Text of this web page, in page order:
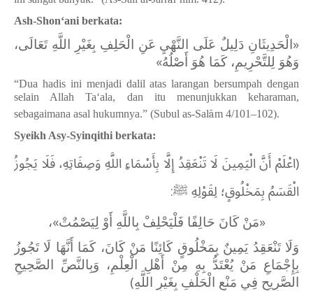
Ash-Shon‘ani berkata:
«‌الْحَدِيثَانِ دَلِيلٌ عَلَى النَّهْيِ عَنِ الْحَلِفِ بِغَيْرِ اللَّهِ تَعَالَى،
وَهُوَ لِلتَّحْرِيمِ، كَمَا هُوَ أَصْلُهُ»
“Dua hadis ini menjadi dalil atas larangan bersumpah dengan
selain Allah Ta‘ala, dan itu menunjukkan keharaman,
sebagaimana asal hukumnya.” (Subul as-Salām 4/101–102).
Syeikh Asy-Syinqithi berkata:
(اعْلَمْ أَنَّ الْيَمِينَ لَا تَنْعَقِدُ إِلَّا بِأَسْمَاءِ اللَّهِ وَصِفَاتِهِ، فَلَا يَجُوزُ
الْقَسَمُ بِمَخْلُوقٍ؛ لِقَوْلِهِ ﷺ:
«مَنْ كَانَ حَالِفًا فَلْيَحْلِفْ بِاللَّهِ أَوْ لِيَصْمُتْ»،
وَلَا تَنْعَقِدُ يَمِينٌ بِمَخْلُوقٍ كَائِنًا مَنْ كَانَ، كَمَا أَنَّهَا لَا تَجُوزُ
بِإِجْمَاعِ مَنْ يُعْتَدُّ بِهِ مِنْ أَهْلِ الْعِلْمِ، وَبِالنَّصِّ الصَّحِيحِ
الصَّرِيحِ فِي مَنْعِ الْحَلْفِ بِغَيْرِ اللَّهِ)